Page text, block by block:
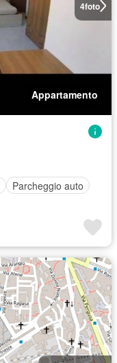
4foto
Appartamento
Parcheggio auto